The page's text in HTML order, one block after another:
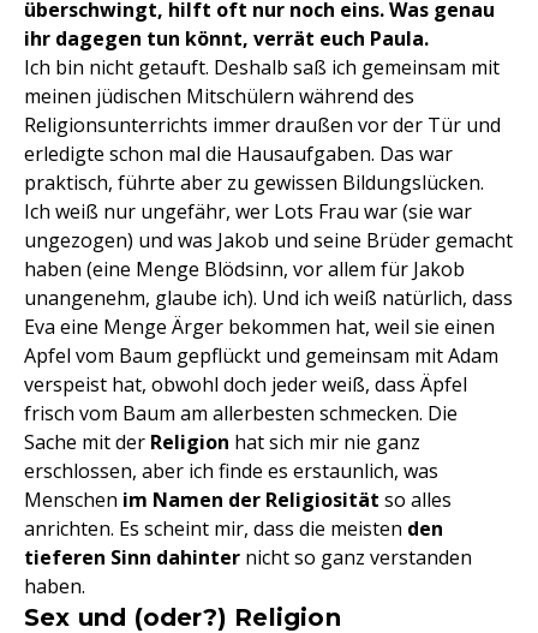
überschwingt, hilft oft nur noch eins. Was genau
ihr dagegen tun könnt, verrät euch Paula.
Ich bin nicht getauft. Deshalb saß ich gemeinsam mit
meinen jüdischen Mitschülern während des
Religionsunterrichts immer draußen vor der Tür und
erledigte schon mal die Hausaufgaben. Das war
praktisch, führte aber zu gewissen Bildungslücken.
Ich weiß nur ungefähr, wer Lots Frau war (sie war
ungezogen) und was Jakob und seine Brüder gemacht
haben (eine Menge Blödsinn, vor allem für Jakob
unangenehm, glaube ich). Und ich weiß natürlich, dass
Eva eine Menge Ärger bekommen hat, weil sie einen
Apfel vom Baum gepflückt und gemeinsam mit Adam
verspeist hat, obwohl doch jeder weiß, dass Äpfel
frisch vom Baum am allerbesten schmecken. Die
Sache mit der Religion hat sich mir nie ganz
erschlossen, aber ich finde es erstaunlich, was
Menschen im Namen der Religiosität so alles
anrichten. Es scheint mir, dass die meisten den
tieferen Sinn dahinter nicht so ganz verstanden
haben.
Sex und (oder?) Religion